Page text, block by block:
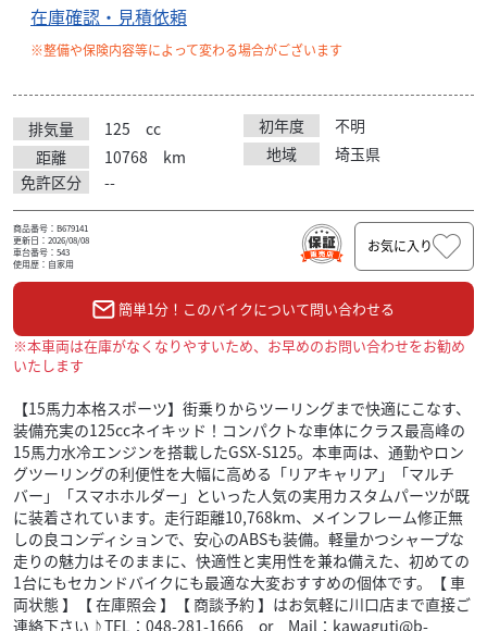
在庫確認・見積依頼
※整備や保険内容等によって変わる場合がございます
排気量 125 cc 初年度
不明
距離
10768 km 地域
埼玉県
免許区分
--
商品番号：B679141
更新日：2026/08/08
車台番号：543
使用歴：自家用
お気に入り
簡単1分！このバイクについて問い合わせる
※本車両は在庫がなくなりやすいため、お早めのお問い合わせをお勧め
いたします
【15馬力本格スポーツ】街乗りからツーリングまで快適にこなす、
装備充実の125ccネイキッド！コンパクトな車体にクラス最高峰の
15馬力水冷エンジンを搭載したGSX-S125。本車両は、通勤やロン
グツーリングの利便性を大幅に高める「リアキャリア」「マルチ
バー」「スマホホルダー」といった人気の実用カスタムパーツが既
に装着されています。走行距離10,768km、メインフレーム修正無
しの良コンディションで、安心のABSも装備。軽量かつシャープな
走りの魅力はそのままに、快適性と実用性を兼ね備えた、初めての
1台にもセカンドバイクにも最適な大変おすすめの個体です。【 車
両状態 】【 在庫照会 】【 商談予約 】はお気軽に川口店まで直接ご
連絡下さい♪TEL：048-281-1666 or Mail：kawaguti@b-